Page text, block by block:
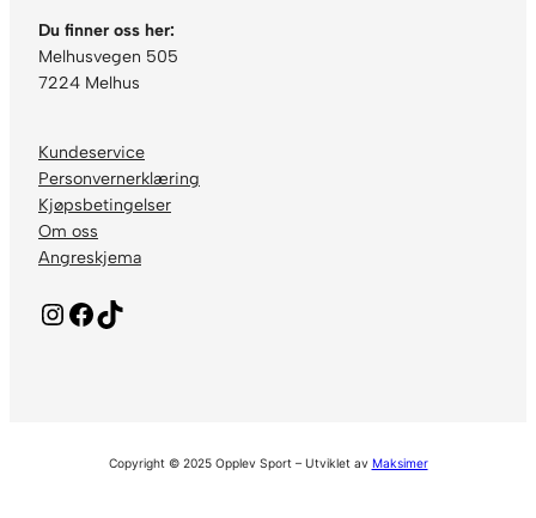
Du finner oss her:
Melhusvegen 505
7224 Melhus
Kundeservice
Personvernerklæring
Kjøpsbetingelser
Om oss
Angreskjema
Instagram Facebook TikTok
Copyright © 2025 Opplev Sport – Utviklet av Maksimer